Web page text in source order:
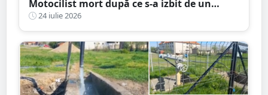
Motocilist mort după ce s-a izbit de un
copac și un microbuz
24 iulie 2026